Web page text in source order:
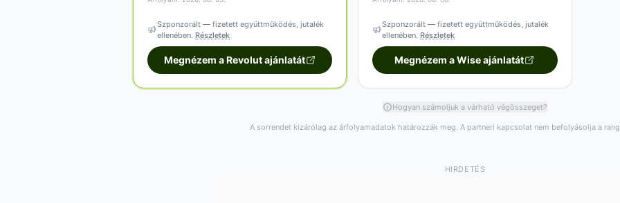
Szponzorált — fizetett együttműködés, jutalék
ellenében. Részletek
Megnézem a Revolut ajánlatát
Szponzorált — fizetett együttműködés, jutalék
ellenében. Részletek
Megnézem a Wise ajánlatát
Hogyan számoljuk a várható végösszeget?
A sorrendet kizárólag az árfolyamadatok határozzák meg. A partneri kapcsolat nem befolyásolja a
HIRDETÉS